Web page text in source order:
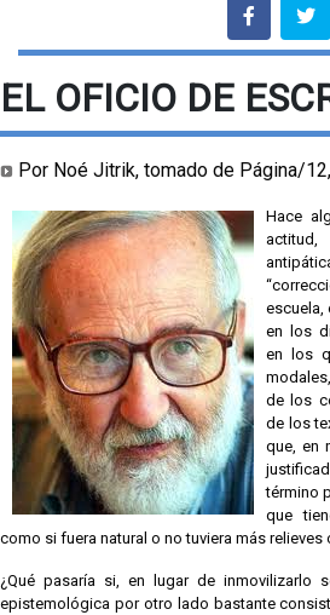
EL OFICIO DE
Por Noé Jitrik, tomado de Página/
Hace
escuela,
en los
en los
de los
de los
que, en
término
que
como si fuera natural o no tuviera más relieves
¿Qué pasaría si, en lugar de inmovilizarlo
epistemológica por otro lado bastante